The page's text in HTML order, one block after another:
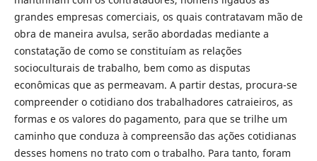
grandes empresas comerciais, os quais contratavam mão de
obra de maneira avulsa, serão abordadas mediante a
constatação de como se constituíam as relações
socioculturais de trabalho, bem como as disputas
econômicas que as permeavam. A partir destas, procura-se
compreender o cotidiano dos trabalhadores catraieiros, as
formas e os valores do pagamento, para que se trilhe um
caminho que conduza à compreensão das ações cotidianas
desses homens no trato com o trabalho. Para tanto, foram